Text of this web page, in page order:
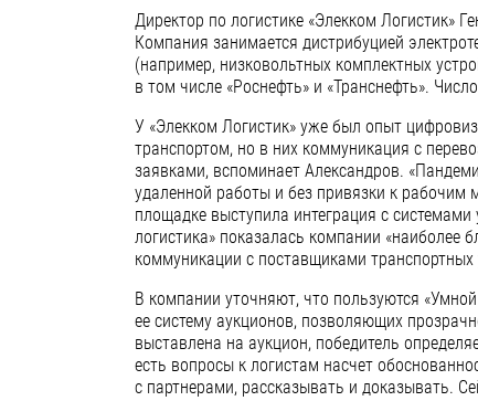
Директор по логистике «Элекком Логистик»
Компания занимается дистрибуцией
(например, низковольтных комплектных
в том числе «Роснефть» и «Транснефть».
У «Элекком Логистик» уже был опыт
транспортом, но в них коммуникация с
заявками, вспоминает Александров.
удаленной работы и без привязки к
площадке выступила интеграция с
логистика» показалась компании «наиболее
коммуникации с поставщиками
В компании уточняют, что пользуются
ее систему аукционов, позволяющих
выставлена на аукцион, победитель
есть вопросы к логистам насчет
с партнерами, рассказывать и доказывать.